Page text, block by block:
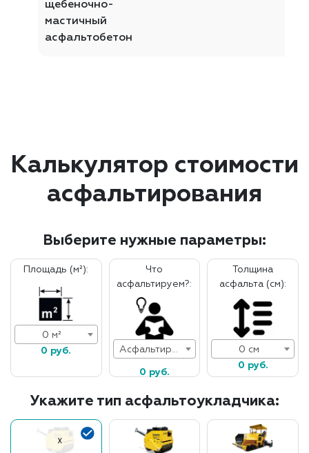
щебеночно-
мастичный
асфальтобетон
Калькулятор стоимости
асфальтирования
Выберите нужные параметры:
Площадь (м²):
0 м²
0 руб.
Что
асфальтируем?:
0 руб.
Толщина
асфальта (см):
0 см
0 руб.
Укажите тип асфальтоукладчика: